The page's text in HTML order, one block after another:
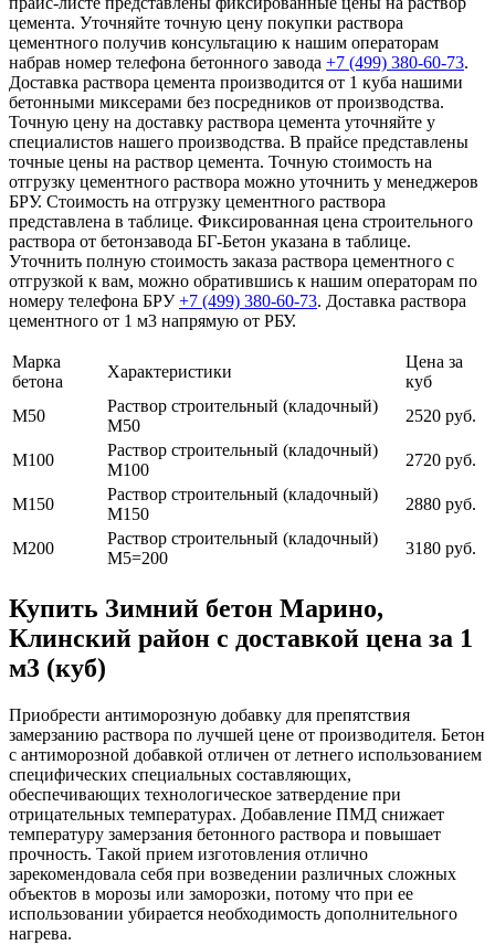
цемента. Уточняйте точную цену покупки раствора
цементного получив консультацию к нашим операторам
набрав номер телефона бетонного завода +7 (499) 380-60-73.
Доставка раствора цемента производится от 1 куба нашими
бетонными миксерами без посредников от производства.
Точную цену на доставку раствора цемента уточняйте у
специалистов нашего производства. В прайсе представлены
точные цены на раствор цемента. Точную стоимость на
отгрузку цементного раствора можно уточнить у менеджеров
БРУ. Стоимость на отгрузку цементного раствора
представлена в таблице. Фиксированная цена строительного
раствора от бетонзавода БГ-Бетон указана в таблице.
Уточнить полную стоимость заказа раствора цементного с
отгрузкой к вам, можно обратившись к нашим операторам по
номеру телефона БРУ+7 (499) 380-60-73. Доставка раствора
цементного от 1 м3 напрямую от РБУ.
Марка
бетона
Характеристики
Цена за
куб
М50
Раствор строительный (кладочный)
М50
2520 руб.
М100
Раствор строительный (кладочный)
М100
2720 руб.
М150
Раствор строительный (кладочный)
М150
2880 руб.
М200
Раствор строительный (кладочный)
М5=200
3180 руб.
Купить Зимний бетон Марино,
Клинский район с доставкой цена за 1
м3 (куб)
Приобрести антиморозную добавку для препятствия
замерзанию раствора по лучшей цене от производителя. Бетон
с антиморозной добавкой отличен от летнего использованием
специфических специальных составляющих,
обеспечивающих технологическое затвердение при
отрицательных температурах. Добавление ПМД снижает
температуру замерзания бетонного раствора и повышает
прочность. Такой прием изготовления отлично
зарекомендовала себя при возведении различных сложных
объектов в морозы или заморозки, потому что при ее
использовании убирается необходимость дополнительного
нагрева.